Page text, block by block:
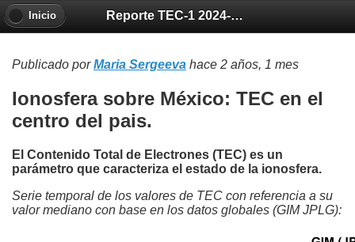
Reporte TEC-1 2024-06-20
Inicio
Publicado porMaria Sergeeva hace 2 años, 1 mes
Ionosfera sobre México: TEC en el
centro del pais.
El Contenido Total de Electrones (TEC) es un
parámetro que caracteriza el estado de la ionosfera.
Serie temporal de los valores de TEC con referencia a su
valor mediano con base en los datos globales (GIM JPLG):